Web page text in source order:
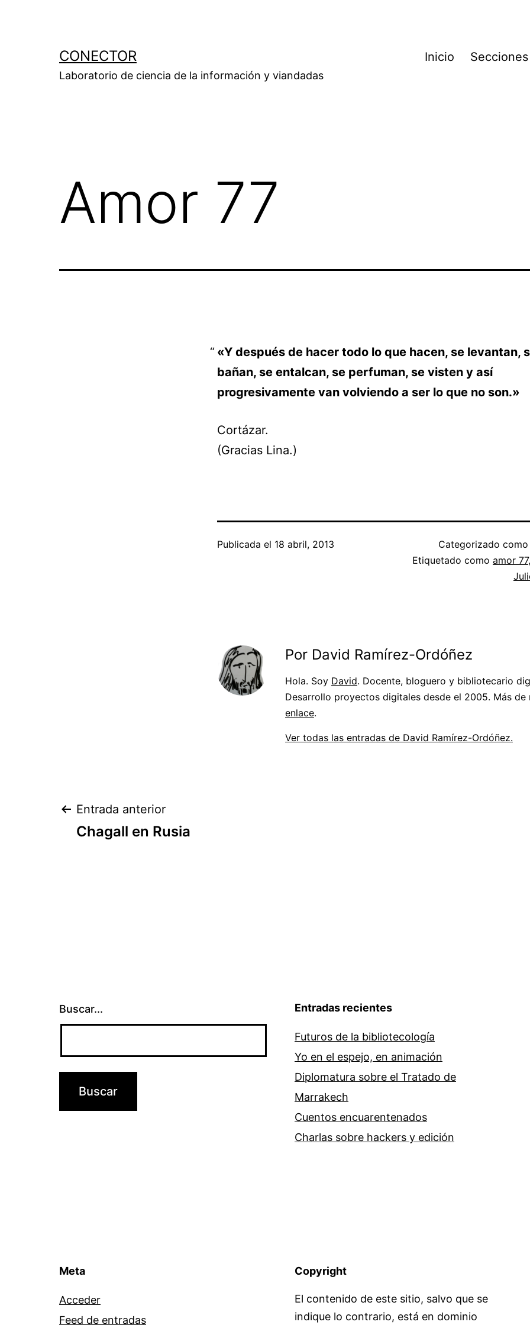
CONECTOR
Laboratorio de ciencia de la información y viandadas
Inicio Secciones
Amor 77
«Y después de hacer todo lo que hacen, se levantan,
bañan, se entalcan, se perfuman, se visten y así
progresivamente van volviendo a ser lo que no son.»
Cortázar.
(Gracias Lina.)
Publicada el 18 abril, 2013
Categorizado
Etiquetado como amor 77
Por David Ramírez-Ordóñez
Hola. Soy David. Docente, bloguero y bibliotecario
Desarrollo proyectos digitales desde el 2005. Más
enlace.
Ver todas las entradas de David Ramírez-Ordóñez.
Navegación
Entrada anterior
Chagall en Rusia
Buscar... Entradas recientes
Futuros de la bibliotecología
Yo en el espejo, en animación
Diplomatura sobre el Tratado de
Marrakech
Cuentos encuarentenados
Charlas sobre hackers y edición
Meta
Acceder
Feed de entradas
Copyright
El contenido de este sitio, salvo que se
indique lo contrario, está en dominio